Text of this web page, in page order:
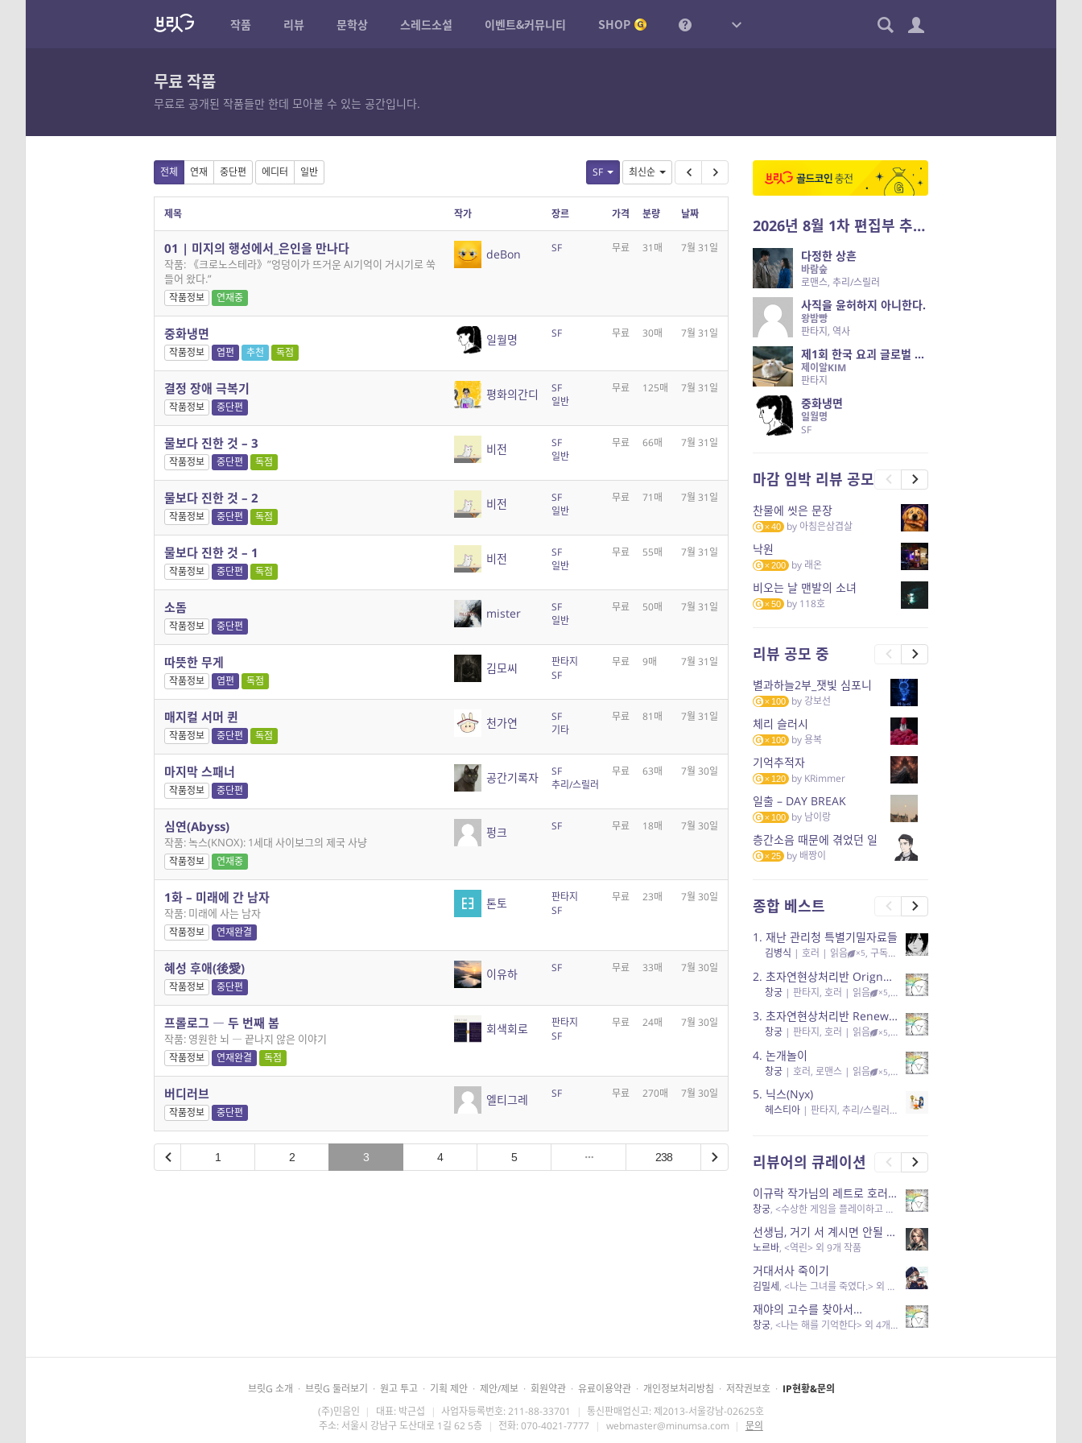
작품 리뷰 문학상 스레드소설 이벤트&커뮤니티 SHOP
무료 작품
무료로 공개된 작품들만 한데 모아볼 수 있는 공간입니다.
SF 최신순
전체 연재 중단편 에디터 일반
제목 작가 장르 가격 분량 날짜
01 | 미지의 행성에서_은인을 만나다
작품: 《크로노스테라》”엉덩이가 뜨거운 AI기억이 거시기로 쑥
들어 왔다.”
작품정보 연재중
deBon SF 무료 31매 7월 31일
중화냉면
작품정보 엽편 추천 독점
일월명 SF 무료 30매 7월 31일
결정 장애 극복기
작품정보 중단편
평화의간디
SF
일반
무료 125매 7월 31일
물보다 진한 것 – 3
작품정보 중단편 독점
비전
SF
일반
무료 66매 7월 31일
물보다 진한 것 – 2
작품정보 중단편 독점
비전
SF
일반
무료 71매 7월 31일
물보다 진한 것 – 1
작품정보 중단편 독점
비전
SF
일반
무료 55매 7월 31일
소돔
작품정보 중단편
mister
SF
일반
무료 50매 7월 31일
따뜻한 무게
작품정보 엽편 독점
김모씨
판타지
SF
무료 9매 7월 31일
매지컬 서머 퀸
작품정보 중단편 독점
천가연
SF
기타
무료 81매 7월 31일
마지막 스패너
작품정보 중단편
공간기록자
SF
추리/스릴러
무료 63매 7월 30일
심연(Abyss)
작품: 녹스(KNOX): 1세대 사이보그의 제국 사냥
작품정보 연재중
펑크 SF 무료 18매 7월 30일
1화 – 미래에 간 남자
작품: 미래에 사는 남자
작품정보 연재완결
톤토
판타지
SF
무료 23매 7월 30일
혜성 후애(後愛)
작품정보 중단편
이유하 SF 무료 33매 7월 30일
프롤로그 ― 두 번째 봄
작품: 영원한 뇌 ― 끝나지 않은 이야기
작품정보 연재완결 독점
회색회로
판타지
SF
무료 24매 7월 30일
버디러브
작품정보 중단편
엘티그레 SF 무료 270매 7월 30일
1 2 3 4 5 238
2026년 8월 1차 편집부 추천작
다정한 상흔
바람숲
로맨스, 추리/스릴러
사직을 윤허하지 아니한다.
왕밤빵
판타지, 역사
제1회 한국 요괴 글로벌 진출 공개 오디션 시즌 2 — 나는 요괴다
제이알KIM
판타지
중화냉면
일월명
SF
마감 임박 리뷰 공모
찬물에 씻은 문장
40 by 아침은삼겹살
낙원
200 by 래온
비오는 날 맨발의 소녀
50 by 118호
리뷰 공모 중
별과하늘2부_잿빛 심포니
100 by 강보선
체리 슬러시
100 by용복
기억추적자
120 by KRimmer
일출 – DAY BREAK
100 by 남이랑
층간소음 때문에 겪었던 일
25 by 배짱이
종합 베스트
1. 재난 관리청 특별기밀자료들
김병식 | 호러 | 읽음 ×5, 구독 , 응원95, 리뷰3
2. 초자연현상처리반 Orignal + True Ending
창궁 | 판타지, 호러 | 읽음 ×5, 구독 , 응원6
3. 초자연현상처리반 Renewal
창궁 | 판타지, 호러 | 읽음 ×5, 구독 , 응원82, 리뷰4
4. 논개놀이
창궁 | 호러, 로맨스 | 읽음 ×5, 공감11, 응원25
5. 닉스(Nyx)
헤스티아 | 판타지, 추리/스릴러| 읽음
리뷰어의 큐레이션
이규락 작가님의 레트로 호러 리뷰
창궁, <수상한 게임을 플레이하고 있어> 외 3개 작품
선생님, 거기 서 계시면 안될 것 같은데요-역할 클리셰를 비튼 작품들
노르바, <역린> 외 9개 작품
거대서사 죽이기
김밀세, <나는 그녀를 죽였다.> 외 1개 작품
재야의 고수를 찾아서…
창궁, <나는 해를 기억한다> 외 4개 작품
브릿G 소개 · 브릿G 둘러보기 · 원고 투고 · 기획 제안 · 제안/제보 · 회원약관 · 유료이용약관 · 개인정보처리방침 · 저작권보호 · IP현황&문의
(주)민음인 | 대표: 박근섭 | 사업자등록번호: 211-88-33701 | 통신판매업신고: 제2013-서울강남-02625호
주소: 서울시 강남구 도산대로 1길 62 5층 | 전화: 070-4021-7777 | webmaster@minumsa.com | 문의